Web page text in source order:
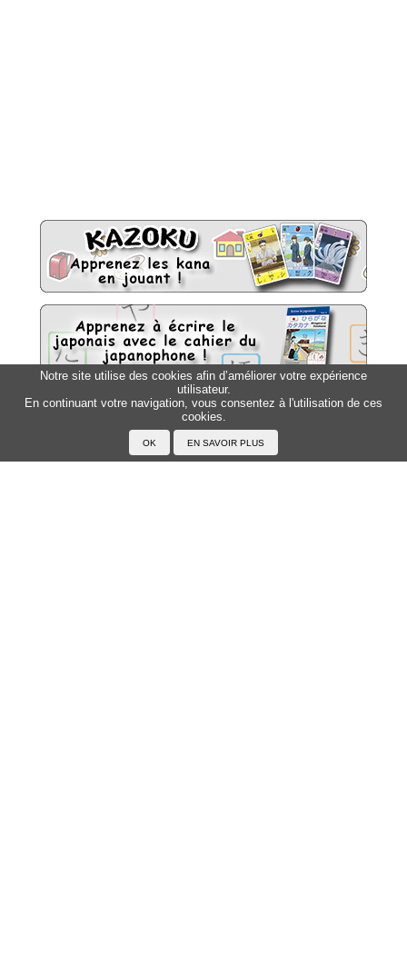
Notre site utilise des cookies afin d’améliorer votre expérience
utilisateur.
En continuant votre navigation, vous consentez à l'utilisation de ces
cookies.